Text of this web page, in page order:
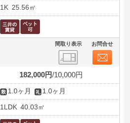
1K 25.56㎡
間取り表示 お問合せ
182,000円 10,000円
1.0ヶ月 1.0ヶ月
1LDK 40.03㎡